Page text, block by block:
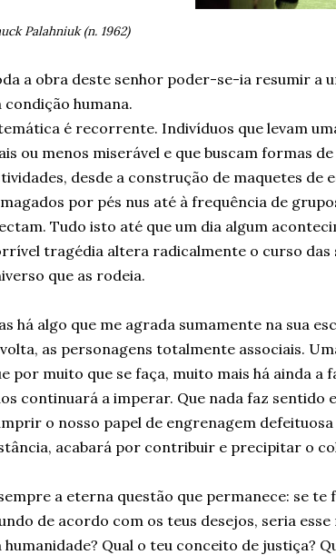
Palahniuk (n. 1962)
a obra deste senhor poder-se-ia resumir a
condição humana.
é recorrente. Indivíduos que levam
ou menos miserável e que buscam formas
desde a construção de maquetes
por pés nus até à frequência de
Tudo isto até que um dia algum
tragédia altera radicalmente o curso das
que as rodeia.
há algo que me agrada sumamente na sua
as personagens totalmente associais.
por muito que se faça, muito mais há ainda a
continuará a imperar. Que nada faz sentido
o nosso papel de engrenagem
acabará por contribuir e precipitar o
a eterna questão que permanece: se te
de acordo com os teus desejos, seria
humanidade? Qual o teu conceito de justiça?